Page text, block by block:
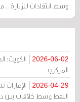
وسط انتقادات للزيارة
2026-06-02
الكويت:
المركزي
2026-04-29
النفط وسط خلافات بين